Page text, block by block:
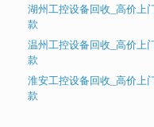
湖州工控设备回收_高价上
款
温州工控设备回收_高价上
款
淮安工控设备回收_高价上
款